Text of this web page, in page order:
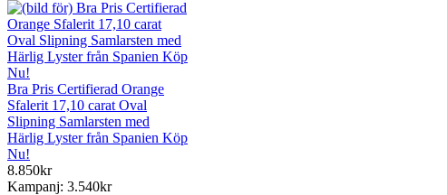
Bra Pris Certifierad Orange
Sfalerit 17,10 carat Oval
Slipning Samlarsten med
Härlig Lyster från Spanien Köp
Nu!
8.850kr
Kampanj: 3.540kr